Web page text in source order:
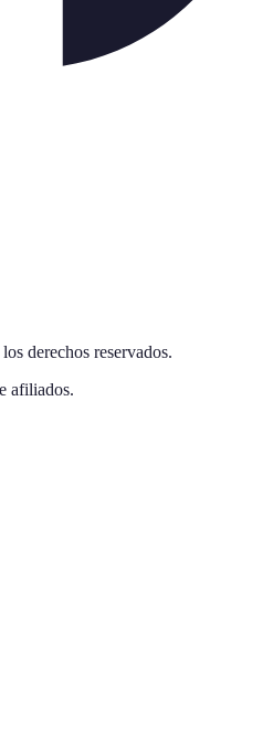
derechos reservados.
afiliados.